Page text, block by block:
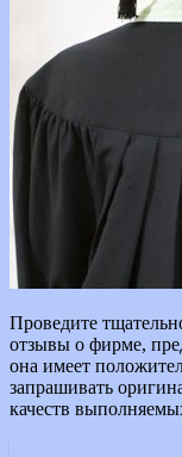
Проведите
отзывы о фирме,
она имеет
запрашивать
качеств